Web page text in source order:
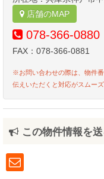
店舗のMAP
078-366-0880
FAX：078-366-0881
※お問い合わせの際は、物件
伝えいただくと対応がスムーズ
この物件情報を